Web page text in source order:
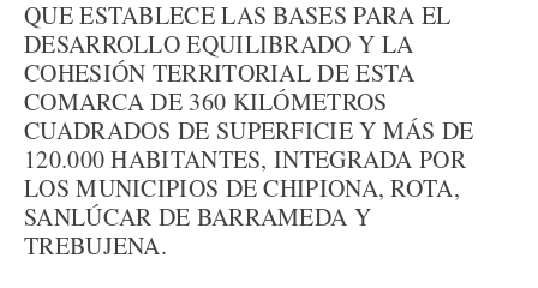
QUE ESTABLECE LAS BASES PARA EL
DESARROLLO EQUILIBRADO Y LA
COHESIÓN TERRITORIAL DE ESTA
COMARCA DE 360 KILÓMETROS
CUADRADOS DE SUPERFICIE Y MÁS DE
120.000 HABITANTES, INTEGRADA POR
LOS MUNICIPIOS DE CHIPIONA, ROTA,
SANLÚCAR DE BARRAMEDA Y
TREBUJENA.